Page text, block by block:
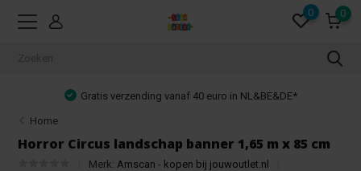
0 0
Gratis verzending vanaf 40 euro in NL&BE&DE*
Home
Horror Circus landschap banner 1,65 m x 85 cm
Merk: Amscan - kopen bij jouwoutlet.nl